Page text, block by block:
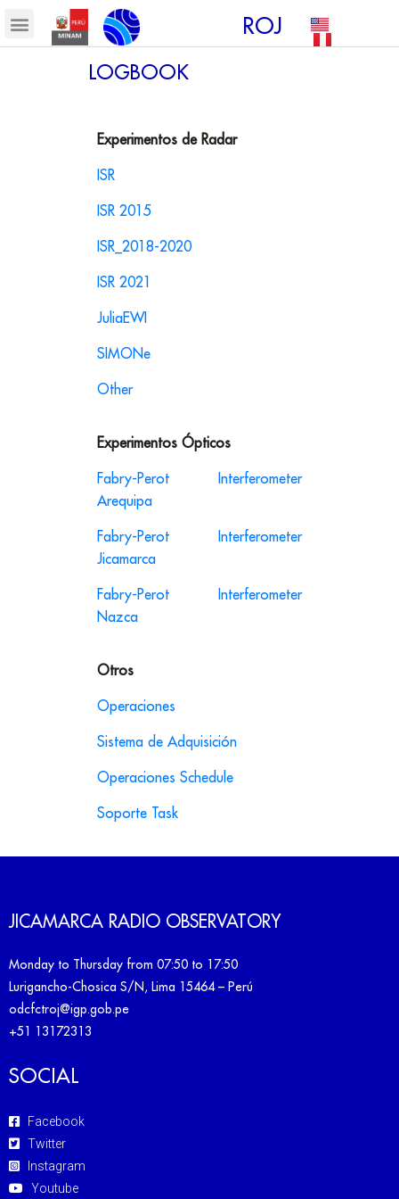
ROJ
LOGBOOK
Experimentos de Radar
ISR
ISR 2015
ISR_2018-2020
ISR 2021
JuliaEWI
SIMONe
Other
Experimentos Ópticos
Fabry-Perot Interferometer
Arequipa
Fabry-Perot Interferometer
Jicamarca
Fabry-Perot Interferometer
Nazca
Otros
Operaciones
Sistema de Adquisición
Operaciones Schedule
Soporte Task
JICAMARCA RADIO OBSERVATORY
Monday to Thursday from 07:50 to 17:50
Lurigancho-Chosica S/N, Lima 15464 – Perú
odcfctroj@igp.gob.pe
+51 13172313
SOCIAL
Facebook
Twitter
Instagram
Youtube